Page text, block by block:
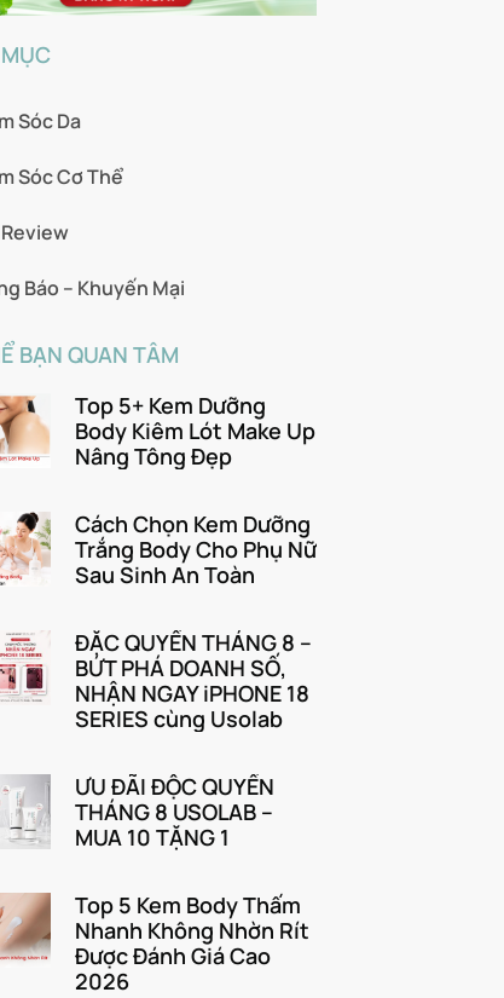
Sóc Da
Sóc Cơ Thể
Báo – Khuyến Mại
BẠN QUAN TÂM
Top 5+ Kem Dưỡng
Body Kiêm Lót Make Up
Nâng Tông Đẹp
Cách Chọn Kem Dưỡng
Trắng Body Cho Phụ Nữ
Sau Sinh An Toàn
ĐẶC QUYỀN THÁNG 8 –
BỨT PHÁ DOANH SỐ,
NHẬN NGAY iPHONE 18
SERIES cùng Usolab
ƯU ĐÃI ĐỘC QUYỀN
THÁNG 8 USOLAB –
MUA 10 TẶNG 1
Top 5 Kem Body Thấm
Nhanh Không Nhờn Rít
Được Đánh Giá Cao
2026